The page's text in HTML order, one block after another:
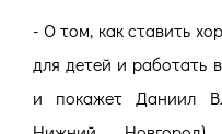
- О том, как ставить
для детей и работать
и покажет Даниил